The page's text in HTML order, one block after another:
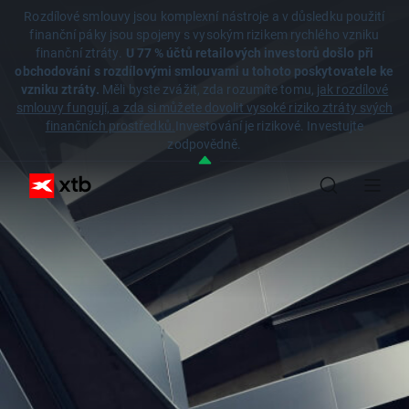
Rozdílové smlouvy jsou komplexní nástroje a v důsledku použití
finanční páky jsou spojeny s vysokým rizikem rychlého vzniku
finanční ztráty. U 77 % účtů retailových investorů došlo při
obchodování s rozdílovými smlouvami u tohoto poskytovatele ke
vzniku ztráty. Měli byste zvážit, zda rozumíte tomu, jak rozdílové
smlouvy fungují, a zda si můžete dovolit vysoké riziko ztráty svých
finančních prostředků.Investování je rizikové. Investujte
zodpovědně.